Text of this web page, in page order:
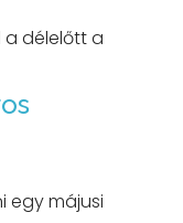
a délelőtt a
egy májusi